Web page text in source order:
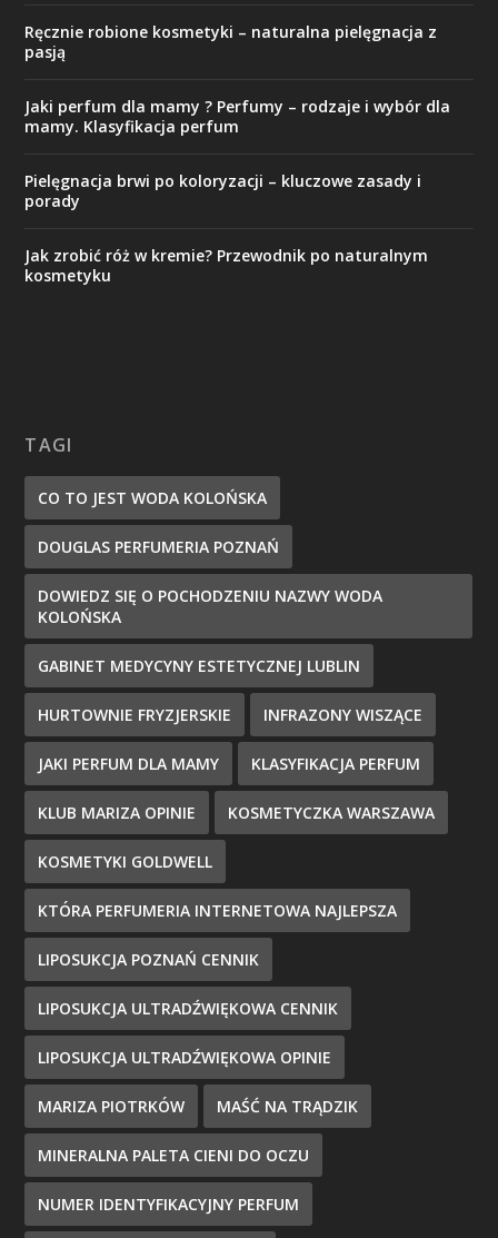
Ręcznie robione kosmetyki – naturalna pielęgnacja z
pasją
Jaki perfum dla mamy ? Perfumy – rodzaje i wybór dla
mamy. Klasyfikacja perfum
Pielęgnacja brwi po koloryzacji – kluczowe zasady i
porady
Jak zrobić róż w kremie? Przewodnik po naturalnym
kosmetyku
TAGI
CO TO JEST WODA KOLOŃSKA
DOUGLAS PERFUMERIA POZNAŃ
DOWIEDZ SIĘ O POCHODZENIU NAZWY WODA
KOLOŃSKA
GABINET MEDYCYNY ESTETYCZNEJ LUBLIN
HURTOWNIE FRYZJERSKIE INFRAZONY WISZĄCE
JAKI PERFUM DLA MAMY KLASYFIKACJA PERFUM
KLUB MARIZA OPINIE KOSMETYCZKA WARSZAWA
KOSMETYKI GOLDWELL
KTÓRA PERFUMERIA INTERNETOWA NAJLEPSZA
LIPOSUKCJA POZNAŃ CENNIK
LIPOSUKCJA ULTRADŹWIĘKOWA CENNIK
LIPOSUKCJA ULTRADŹWIĘKOWA OPINIE
MARIZA PIOTRKÓW MAŚĆ NA TRĄDZIK
MINERALNA PALETA CIENI DO OCZU
NUMER IDENTYFIKACYJNY PERFUM